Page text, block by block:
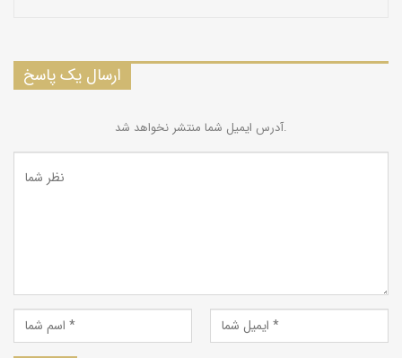
ارسال یک پاسخ
آدرس ایمیل شما منتشر نخواهد شد.